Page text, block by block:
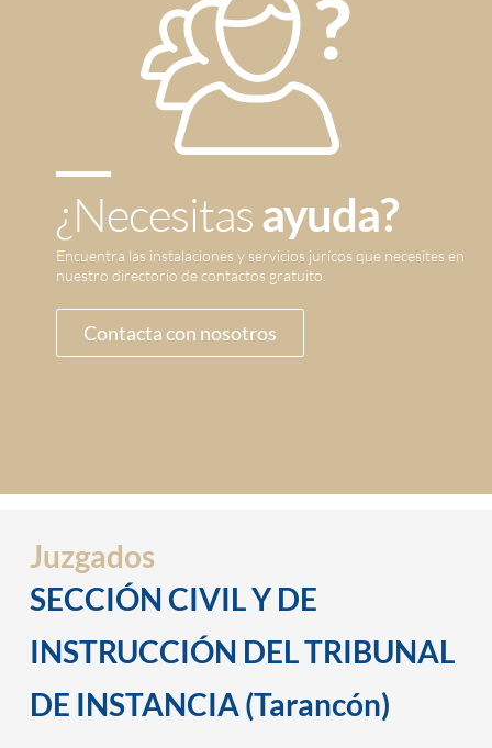
¿Necesitasayuda?
Encuentra las instalaciones y servicios jurícos que necesites en
nuestro directorio de contactos gratuito.
Contacta con nosotros
Juzgados
SECCIÓN CIVIL Y DE
INSTRUCCIÓN DEL TRIBUNAL
DE INSTANCIA (Tarancón)